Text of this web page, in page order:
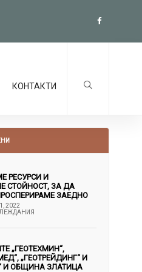
КОНТАКТИ
РЕСУРСИ И
СТОЙНОСТ, ЗА ДА
ЗАЕДНО
2022
„ГЕОТЕХМИН“,
„ГЕОТРЕЙДИНГ“ И
И ОБЩИНА ЗЛАТИЦА